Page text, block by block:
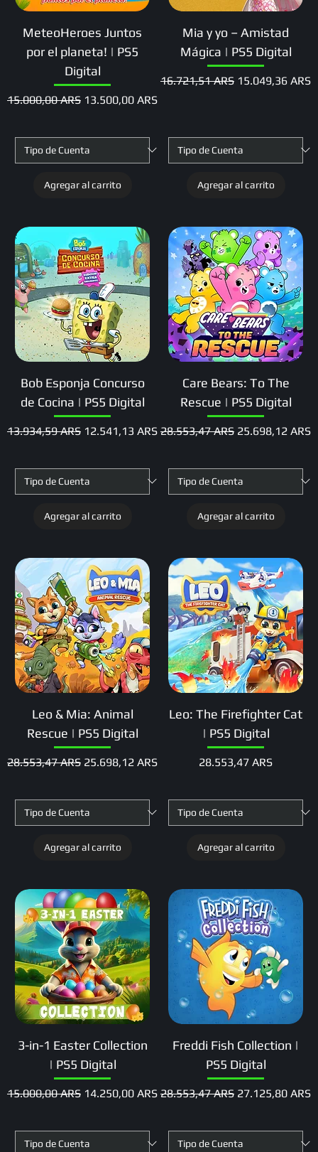
MeteoHeroes Juntos
por el planeta! | PS5
Digital
Precio
15.000,00 ARS Precio de oferta
13.500,00 ARS
Agregar al carrito
Mia y yo – Amistad
Mágica | PS5 Digital
Precio
16.721,51 ARS Precio de oferta
15.049,36 ARS
Agregar al carrito
Bob Esponja Concurso
de Cocina | PS5 Digital
Precio
13.934,59 ARS Precio de oferta
12.541,13 ARS
Agregar al carrito
Care Bears: To The
Rescue | PS5 Digital
Precio
28.553,47 ARS Precio de oferta
25.698,12 ARS
Agregar al carrito
Leo & Mia: Animal
Rescue | PS5 Digital
Precio
28.553,47 ARS Precio de oferta
25.698,12 ARS
Agregar al carrito
Leo: The Firefighter Cat
| PS5 Digital
Precio
28.553,47 ARS
Agregar al carrito
3-in-1 Easter Collection
| PS5 Digital
Precio
15.000,00 ARS Precio de oferta
14.250,00 ARS
Freddi Fish Collection |
PS5 Digital
Precio
28.553,47 ARS Precio de oferta
27.125,80 ARS